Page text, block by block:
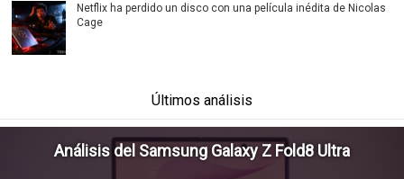
Netflix ha perdido un disco con una película inédita de Nicolas
Cage
Últimos análisis
Análisis del Samsung Galaxy Z Fold8 Ultra